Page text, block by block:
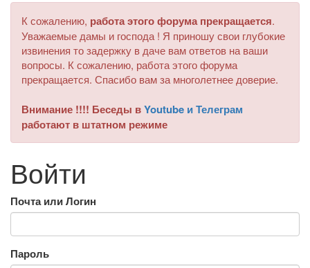
К сожалению, работа этого форума прекращается.
Уважаемые дамы и господа ! Я приношу свои глубокие
извинения то задержку в даче вам ответов на ваши
вопросы. К сожалению, работа этого форума
прекращается. Спасибо вам за многолетнее доверие.
Внимание !!!! Беседы вYoutube и Телеграм
работают в штатном режиме
Войти
Почта или Логин
Пароль